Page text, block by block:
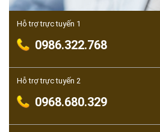
Hỗ trợ trực tuyến 1
0986.322.768
Hỗ trợ trực tuyến 2
0968.680.329